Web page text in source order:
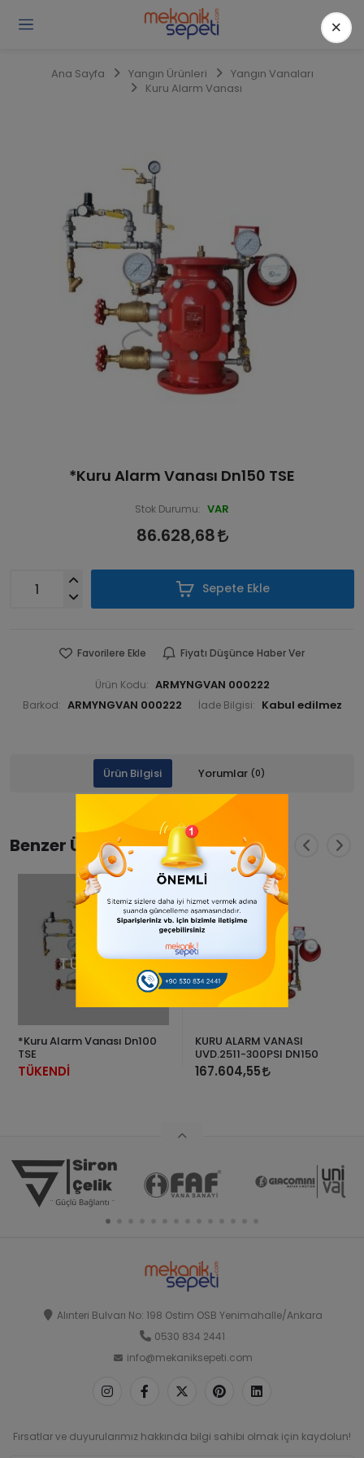
Ana Sayfa Yangın Ürünleri
Yangın Vanaları
Kuru Alarm Vanası
*Kuru Alarm Vanası Dn150 TSE
Stok Durumu: VAR
86.628,68
Sepete Ekle
Favorilere Ekle Fiyatı Düşünce Haber Ver
Ürün Kodu: ARMYNGVAN 000222
Barkod: ARMYNGVAN 000222 İade Bilgisi:
Ürün Bilgisi Yorumlar (0)
Benzer Ürünler
TÜKENDİ
*Kuru Alarm Vanası Dn100
TSE
TÜKENDİ
KURU ALARM VANASI
UVD.2511-300PSI DN150
167.604,55
Alınteri Bulvarı No: 198 Ostim OSB Yenimahalle/Ankara
0530 834 2441
info@mekaniksepeti.com
Fırsatlar ve duyurularımız hakkında bilgi sahibi olmak için kaydolun!
×